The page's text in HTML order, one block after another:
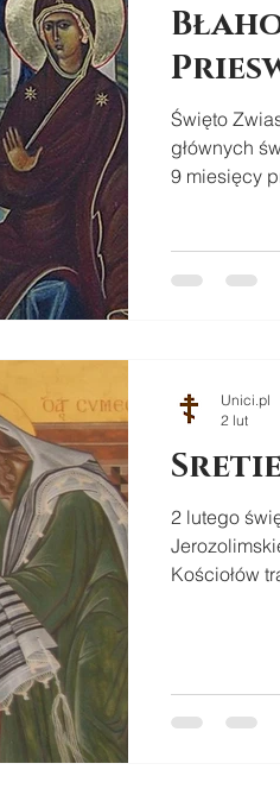
Święto
głównych
9 miesięcy
2 lutego
Kościołów
Unici.pl
2 lut